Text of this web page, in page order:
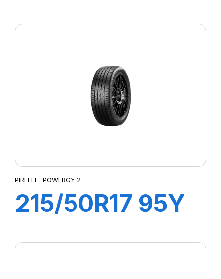
PIRELLI - POWERGY 2
215/50R17 95Y